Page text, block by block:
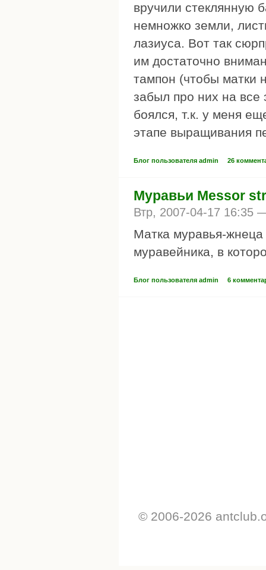
вручили стеклянную
немножко земли,
лазиуса. Вот так
им достаточно
тампон (чтобы матки
забыл про них на все
боялся, т.к. у меня
этапе выращивания
Блог пользователя admin 26
Муравьи Messor
Втр, 2007-04-17 16:35
Матка муравья-
муравейника, в
Блог пользователя admin 6
© 2006-2026